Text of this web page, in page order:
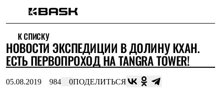
Интернет-магазин
Мужская одежда
Утепленная пухом
Куртки
Жилеты
К СПИСКУ
НОВОСТИ ЭКСПЕДИЦИИ В ДОЛИНУ КХАН.
ЕСТЬ ПЕРВОПРОХОД НА TANGRA TOWER!
05.08.2019 984 0ПОДЕЛИТЬСЯ